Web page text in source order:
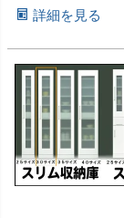
詳細を見る